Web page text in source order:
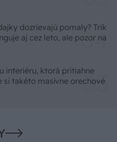
dozrievajú pomaly? Trik
aj cez leto, ale pozor na
interiéru, ktorá pritiahne
si takéto masívne orechové